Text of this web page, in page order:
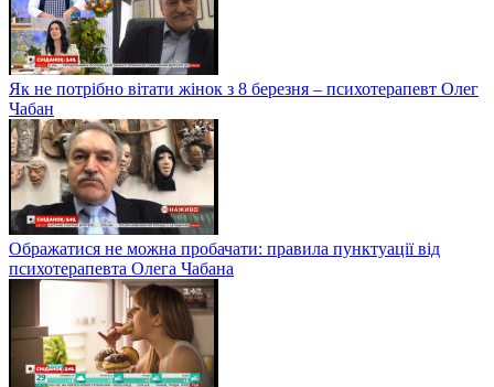
Як не потрібно вітати жінок з 8 березня – психотерапевт Олег
Чабан
Ображатися не можна пробачати: правила пунктуації від
психотерапевта Олега Чабана